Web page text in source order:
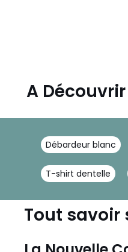
A Découvrir
Débardeur blanc
T-shirt dentelle
Tout savoir